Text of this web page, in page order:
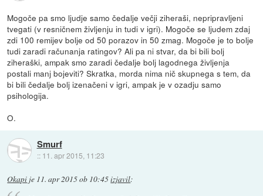
Mogoče pa smo ljudje samo čedalje večji ziheraši, nepripravljeni
tvegati (v resničnem življenju in tudi v igri). Mogoče se ljudem zdaj
zdi 100 remijev bolje od 50 porazov in 50 zmag. Mogoče je to bolje
tudi zaradi računanja ratingov? Ali pa ni stvar, da bi bili bolj
ziheraški, ampak smo zaradi čedalje bolj lagodnega življenja
postali manj bojeviti? Skratka, morda nima nič skupnega s tem, da
bi bili čedalje bolj izenačeni v igri, ampak je v ozadju samo
psihologija.
O.
Smurf
:: 11. apr 2015, 11:23
Okapi je 11. apr 2015 ob 10:45izjavil: